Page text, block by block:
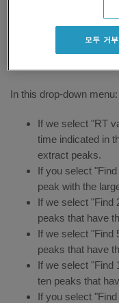
When you do not know
compound, you can
on the drop-down
In this drop-down menu:
If we select "RT
time indicated in
extract peaks.
If you select
peak with the
If we select "Find
peaks that have
If we select "Find
peaks that have
If we select "Find
ten peaks that
If you select
모두 거부